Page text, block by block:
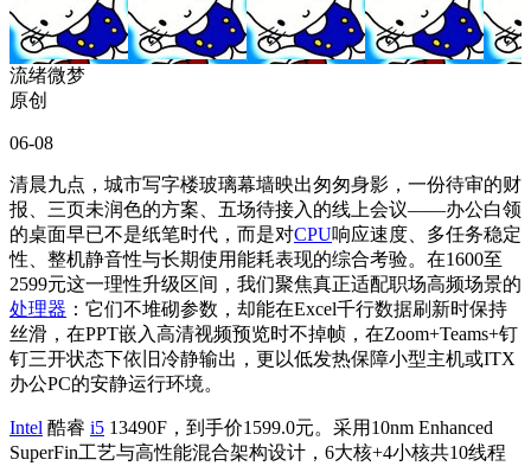
流绪微梦
原创
06-08
清晨九点，城市写字楼玻璃幕墙映出匆匆身影，一份待审的财
报、三页未润色的方案、五场待接入的线上会议——办公白领
的桌面早已不是纸笔时代，而是对CPU响应速度、多任务稳定
性、整机静音性与长期使用能耗表现的综合考验。在1600至
2599元这一理性升级区间，我们聚焦真正适配职场高频场景的
处理器 ：它们不堆砌参数，却能在Excel千行数据刷新时保持
丝滑，在PPT嵌入高清视频预览时不掉帧，在Zoom+Teams+钉
钉三开状态下依旧冷静输出，更以低发热保障小型主机或ITX
办公PC的安静运行环境。
Intel 酷睿 i5 13490F，到手价1599.0元。采用10nm Enhanced
SuperFin工艺与高性能混合架构设计，6大核+4小核共10线程